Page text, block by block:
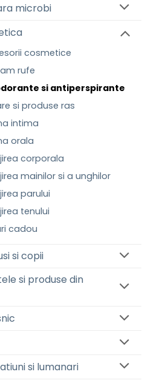
microbi
cosmetice
rufe
si antiperspirante
si produse ras
intima
orala
corporala
mainilor si a unghilor
parului
tenului
cadou
si copii
si produse din
si lumanari